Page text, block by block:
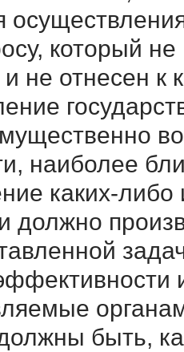
который не
не отнесен к
наиболее
каких-
должно
быть,